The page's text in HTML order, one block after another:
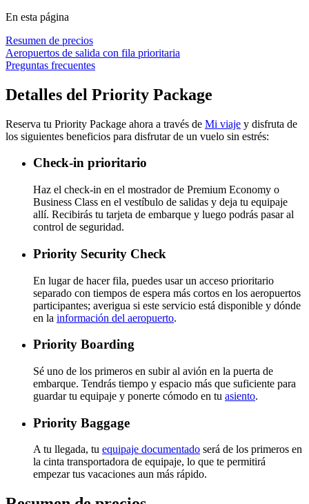
En esta página
Resumen de precios
Aeropuertos de salida con fila prioritaria
Preguntas frecuentes
Detalles del Priority Package
Reserva tu Priority Package ahora a través de Mi viaje y disfruta de
los siguientes beneficios para disfrutar de un vuelo sin estrés:
Check-in prioritario
Haz el check-in en el mostrador de Premium Economy o
Business Class en el vestíbulo de salidas y deja tu equipaje
allí. Recibirás tu tarjeta de embarque y luego podrás pasar al
control de seguridad.
Priority Security Check
En lugar de hacer fila, puedes usar un acceso prioritario
separado con tiempos de espera más cortos en los aeropuertos
participantes; averigua si este servicio está disponible y dónde
en la información del aeropuerto.
Priority Boarding
Sé uno de los primeros en subir al avión en la puerta de
embarque. Tendrás tiempo y espacio más que suficiente para
guardar tu equipaje y ponerte cómodo en tu asiento.
Priority Baggage
A tu llegada, tu equipaje documentado será de los primeros en
la cinta transportadora de equipaje, lo que te permitirá
empezar tus vacaciones aun más rápido.